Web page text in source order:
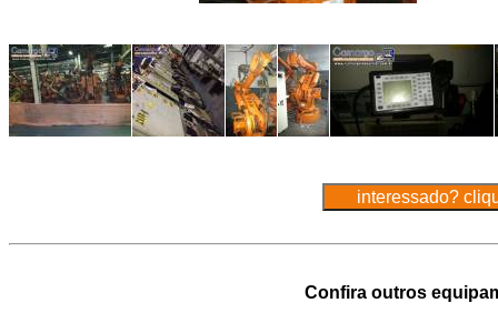
Confira outros